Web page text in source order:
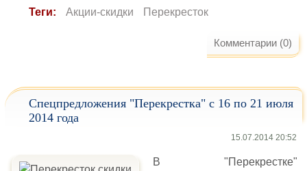
Теги: Акции-скидки Перекресток
Комментарии (0)
Спецпредложения "Перекрестка" с 16 по 21 июля
2014 года
15.07.2014 20:52
В "Перекрестке"